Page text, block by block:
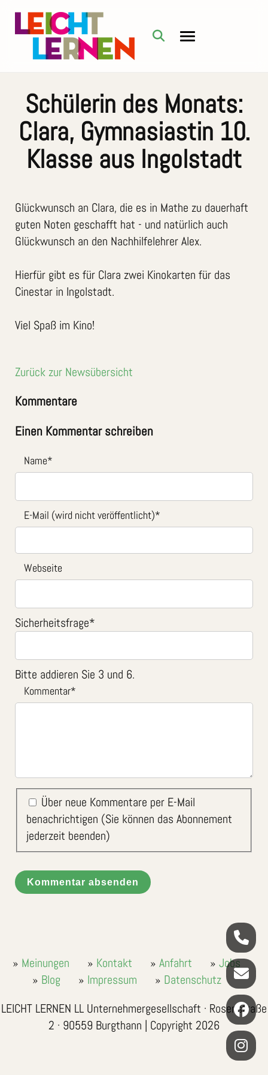
Schülerin des Monats:
Clara, Gymnasiastin 10.
Klasse aus Ingolstadt
Glückwunsch an Clara, die es in Mathe zu dauerhaft
guten Noten geschafft hat - und natürlich auch
Glückwunsch an den Nachhilfelehrer Alex.
Hierfür gibt es für Clara zwei Kinokarten für das
Cinestar in Ingolstadt.
Viel Spaß im Kino!
Zurück zur Newsübersicht
Kommentare
Einen Kommentar schreiben
Name*
E-Mail (wird nicht veröffentlicht)*
Webseite
Sicherheitsfrage*
Bitte addieren Sie 3 und 6.
Kommentar*
Über neue Kommentare per E-Mail
benachrichtigen (Sie können das Abonnement
jederzeit beenden)
Kommentar absenden
Meinungen Kontakt Anfahrt
Jobs
Blog
Impressum
Datenschutz
LEICHT LERNEN LL Unternehmergesellschaft · Rosenstraße
2 · 90559 Burgthann | Copyright 2026